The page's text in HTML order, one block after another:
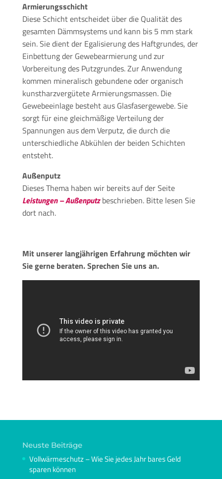
Armierungsschicht
Diese Schicht entscheidet über die Qualität des
gesamten Dämmsystems und kann bis 5 mm stark
sein. Sie dient der Egalisierung des Haftgrundes, der
Einbettung der Gewebearmierung und zur
Vorbereitung des Putzgrundes. Zur Anwendung
kommen mineralisch gebundene oder organisch
kunstharzvergütete Armierungsmassen. Die
Gewebeeinlage besteht aus Glasfasergewebe. Sie
sorgt für eine gleichmäßige Verteilung der
Spannungen aus dem Verputz, die durch die
unterschiedliche Abkühlen der beiden Schichten
entsteht.
Außenputz
Dieses Thema haben wir bereits auf der Seite
Leistungen – Außenputz beschrieben. Bitte lesen Sie
dort nach.
Mit unserer langjährigen Erfahrung möchten wir
Sie gerne beraten. Sprechen Sie uns an.
Neuste Beiträge
Vollwärmeschutz – Wie Sie jedes Jahr bares Geld
sparen können